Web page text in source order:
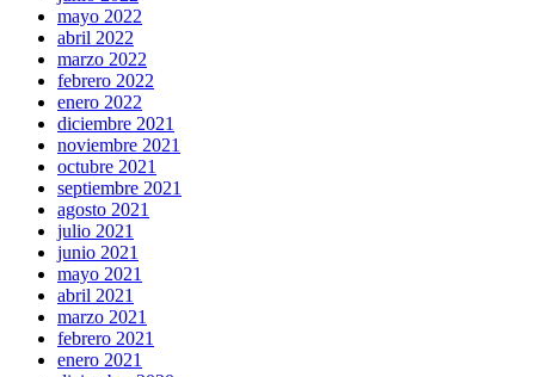
mayo 2022
abril 2022
marzo 2022
febrero 2022
enero 2022
diciembre 2021
noviembre 2021
octubre 2021
septiembre 2021
agosto 2021
julio 2021
junio 2021
mayo 2021
abril 2021
marzo 2021
febrero 2021
enero 2021